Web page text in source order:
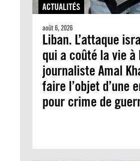
ACTUALITÉS
août 6, 2026
Liban. L’attaque
qui a coûté la vie à
journaliste Amal
faire l’objet d’une
pour crime de